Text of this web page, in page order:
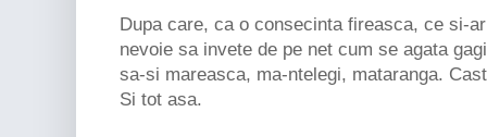
Dupa care, ca o consecinta fireasca, ce si-
nevoie sa invete de pe net cum se agata
sa-si mareasca, ma-ntelegi, mataranga.
Si tot asa.